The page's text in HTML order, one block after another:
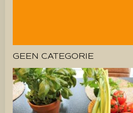
GEEN CATEGORIE